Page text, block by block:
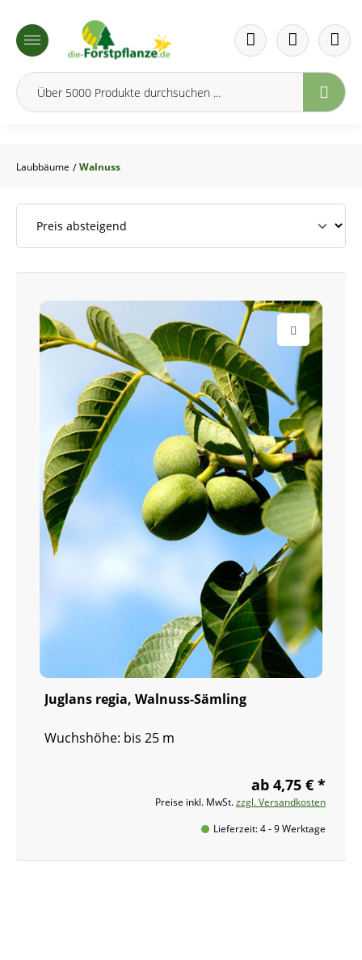
springen
Laubbäume / Walnuss
Juglans regia, Walnuss-Sämling
Wuchshöhe: bis 25 m
ab 4,75 € *
Preise inkl. MwSt.zzgl. Versandkosten
Lieferzeit: 4 - 9 Werktage